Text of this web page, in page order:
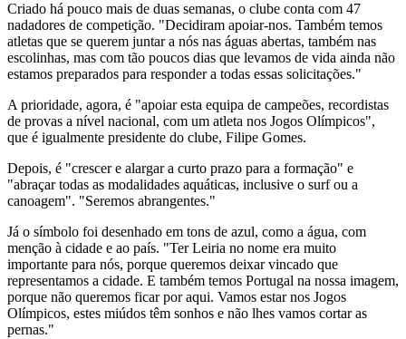
Criado há pouco mais de duas semanas, o clube conta com 47
nadadores de competição. "Decidiram apoiar-nos. Também temos
atletas que se querem juntar a nós nas águas abertas, também nas
escolinhas, mas com tão poucos dias que levamos de vida ainda não
estamos preparados para responder a todas essas solicitações."
A prioridade, agora, é "apoiar esta equipa de campeões, recordistas
de provas a nível nacional, com um atleta nos Jogos Olímpicos",
que é igualmente presidente do clube, Filipe Gomes.
Depois, é "crescer e alargar a curto prazo para a formação" e
"abraçar todas as modalidades aquáticas, inclusive o surf ou a
canoagem". "Seremos abrangentes."
Já o símbolo foi desenhado em tons de azul, como a água, com
menção à cidade e ao país. "Ter Leiria no nome era muito
importante para nós, porque queremos deixar vincado que
representamos a cidade. E também temos Portugal na nossa imagem,
porque não queremos ficar por aqui. Vamos estar nos Jogos
Olímpicos, estes miúdos têm sonhos e não lhes vamos cortar as
pernas."